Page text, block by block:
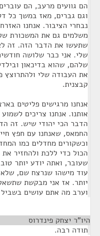
הם גוועים מרעב, הם
וגם גברים, מאז במשך כל
נבחרי הציבור. אנחנו
משלמים גם את המשכורת
שתעשו את הדבר הזה. זה
שלי. אני כבר שלושה
שלהם, שהוא בדיכאון
את העבודה שלי ולהתרוצץ
קבצנית.
אנחנו מרגישים פליטים
אותנו. אנחנו צריכים
הדבר הכי יהודי שיש. זה
החמאס, שאנחנו עם חפץ
הכול כדי ללכת ולהחזיר
שעובר, ואתה יודע יותר
עוד מישהו שנרצח שם,
יותר. אז אני מבקשת
וערב מה אתם עושים בשביל 136 החטופים והחטופות. תודה.
היו"ר יצחק פינדרוס
תודה רבה.